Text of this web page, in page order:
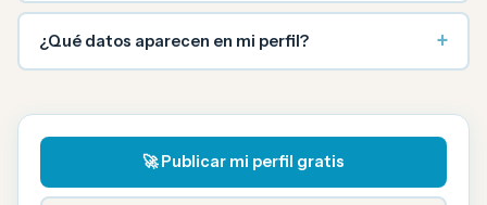
¿Qué datos aparecen en mi perfil? +
🚀 Publicar mi perfil gratis